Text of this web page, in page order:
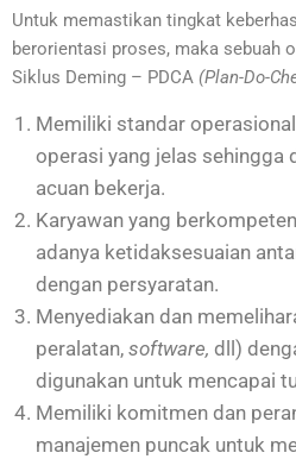
Untuk memastikan tingkat
berorientasi proses, maka sebuah
Siklus Deming – PDCA (Plan-Do-
Memiliki standar
operasi yang jelas sehingga
acuan bekerja.
Karyawan yang
adanya ketidaksesuaian
dengan persyaratan.
Menyediakan dan
peralatan, software, dll)
digunakan untuk mencapai
Memiliki komitmen dan
manajemen puncak untuk